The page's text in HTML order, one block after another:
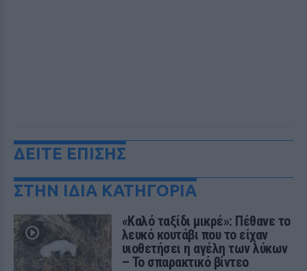
ΔΕΙΤΕ ΕΠΙΣΗΣ
ΣΤΗΝ ΙΔΙΑ ΚΑΤΗΓΟΡΙΑ
«Καλό ταξίδι μικρέ»: Πέθανε το
λευκό κουτάβι που το είχαν
υιοθετήσει η αγέλη των λύκων
– Το σπαρακτικό βίντεο